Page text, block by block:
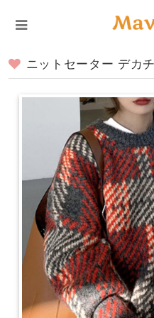
ニットセーター デカ